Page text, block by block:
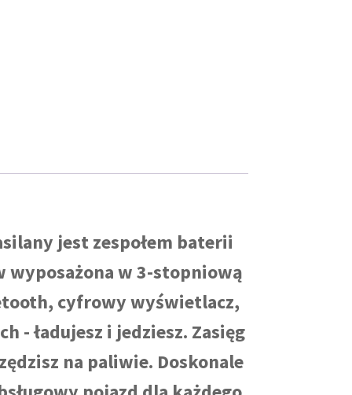
jest zespołem baterii
wyposażona w 3-stopniową
cyfrowy wyświetlacz,
- ładujesz i jedziesz. Zasięg
na paliwie. Doskonale